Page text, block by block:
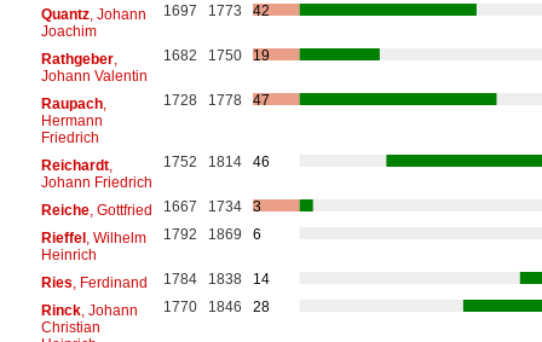
Quantz, Johann
Joachim
1697 1773 42
Rathgeber,
Johann Valentin
1682 1750 19
Raupach,
Hermann
Friedrich
1728 1778 47
Reichardt,
Johann Friedrich
1752 1814 46
Reiche, Gottfried 1667 1734
3
Rieffel, Wilhelm
Heinrich
1792 1869 6
Ries , Ferdinand 1784 1838
14
Rinck, Johann
Christian
1770 1846 28